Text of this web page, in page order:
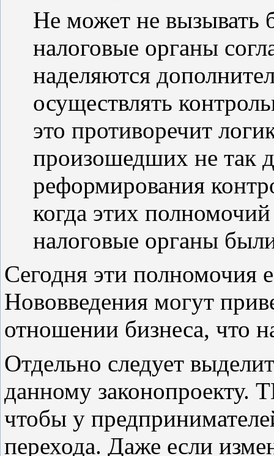
Не может не вызывать
налоговые органы
наделяются
осуществлять
это противоречит
произошедших не так
реформирования
когда этих
налоговые органы
Сегодня эти полномочия
Нововведения могут
отношении бизнеса, что
Отдельно следует
данному законопроекту.
чтобы у
перехода. Даже если